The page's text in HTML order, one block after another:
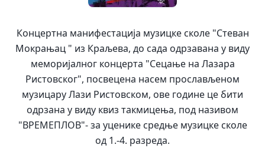
Концертна манифестација музицке сколе "Стеван
Мокрањац " из Краљева, до сада одрзавана у виду
меморијалног концерта "Сецање на Лазара
Ристовског", посвецена насем прослављеном
музицару Лази Ристовском, ове године це бити
одрзана у виду квиз такмицења, под називом
"ВРЕМЕПЛОВ"- за уценике средње музицке сколе
од 1.-4. разреда.